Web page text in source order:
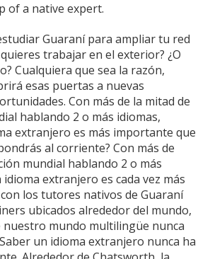
of a native expert.
Guaraní para ampliar tu red
trabajar en el exterior? ¿O
Cualquiera que sea la razón,
esas puertas a nuevas
Con más de la mitad de
hablando 2 o más idiomas,
extranjero es más importante que
al corriente? Con más de
mundial hablando 2 o más
extranjero es cada vez más
los tutores nativos de Guaraní
ubicados alrededor del mundo,
mundo multilingüe nunca
un idioma extranjero nunca ha